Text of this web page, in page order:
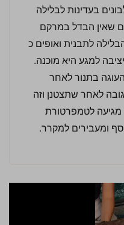
בעדינות לבלילה
שאין הבדל במרקם
לתבנית ואופים כ
יציבה למגע היא מוכנה.
בתנור לאחר
לאחר שתצטנן וזה
לטמפרטורת
ומעבירים למקרר.